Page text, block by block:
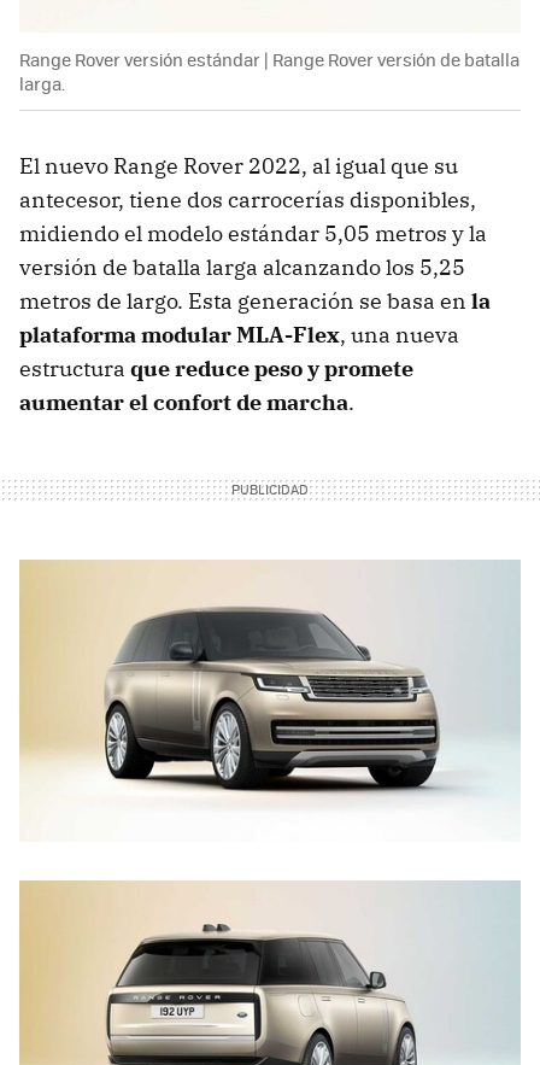
Range Rover versión estándar | Range Rover versión de batalla
larga.
El nuevo Range Rover 2022, al igual que su
antecesor, tiene dos carrocerías disponibles,
midiendo el modelo estándar 5,05 metros y la
versión de batalla larga alcanzando los 5,25
metros de largo. Esta generación se basa en la
plataforma modular MLA-Flex, una nueva
estructura que reduce peso y promete
aumentar el confort de marcha.